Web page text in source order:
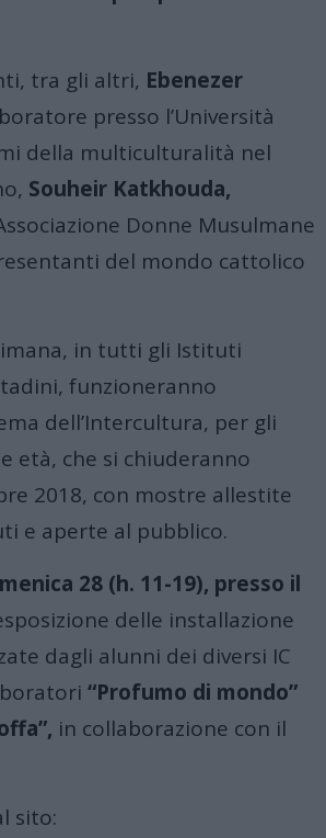
tra gli altri, Ebenezer
presso l’Università
della multiculturalità nel
Souheir Katkhouda,
Donne Musulmane
del mondo cattolico
in tutti gli Istituti
funzioneranno
dell’Intercultura, per gli
età, che si chiuderanno
2018, con mostre allestite
e aperte al pubblico.
28 (h. 11-19), presso il
delle installazione
dagli alunni dei diversi IC
“Profumo di mondo”
in collaborazione con il
sito: